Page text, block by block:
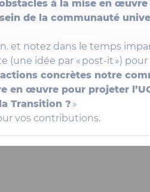
à la mise en œuvre
de la communauté
et notez dans le temps
(une idée par « post-it »)
concrètes notre
en œuvre pour projeter
Transition ? »
vos contributions.